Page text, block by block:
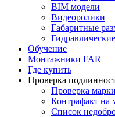
BIM модели
Видеоролики
Габаритные
Обучение
Монтажники FAR
Где купить
Проверка
Проверка
Контрафакт на
Cписок